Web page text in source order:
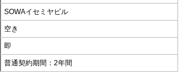
SOWAイセミヤビル
空き
即
普通契約期間：2年間